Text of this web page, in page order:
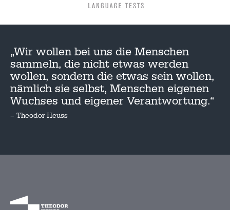
„Wir wollen bei uns die Menschen
sammeln, die nicht etwas werden
wollen, sondern die etwas sein wollen,
nämlich sie selbst, Menschen eigenen
Wuchses und eigener Verantwortung.“
– Theodor Heuss